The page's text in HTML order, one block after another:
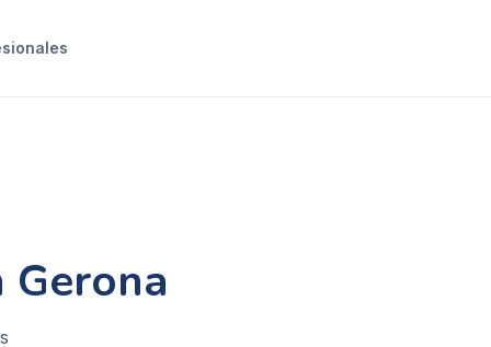
Gerona